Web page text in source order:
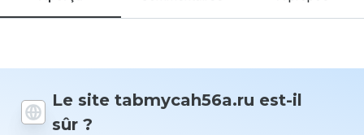
Le site tabmycah56a.ru est-il
sûr ?
1 et 5
vous à ce
site ?